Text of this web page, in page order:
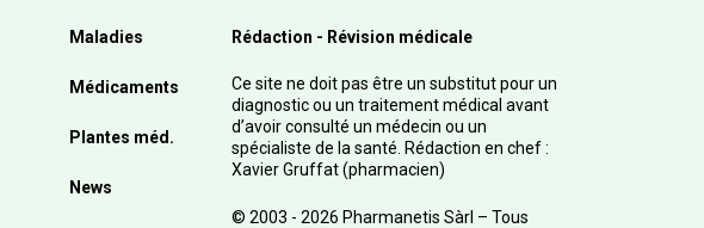
Maladies
Médicaments
Plantes méd.
News
Rédaction - Révision médicale
Ce site ne doit pas être un substitut pour un
diagnostic ou un traitement médical avant
d’avoir consulté un médecin ou un
spécialiste de la santé. Rédaction en chef :
Xavier Gruffat (pharmacien)
© 2003 - 2026 Pharmanetis Sàrl – Tous